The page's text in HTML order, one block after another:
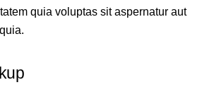
quia voluptas sit aspernatur aut